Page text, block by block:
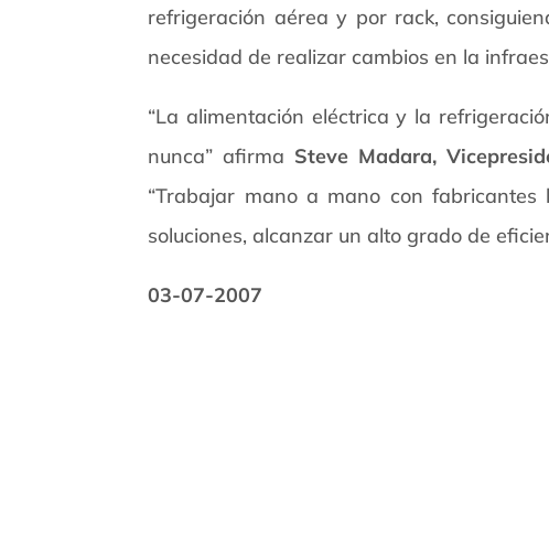
refrigeración aérea y por rack,
necesidad de realizar cambios en la
“La alimentación eléctrica y la
nunca” afirma Steve Madara,
“Trabajar mano a mano con
soluciones, alcanzar un alto grado de
03-07-2007